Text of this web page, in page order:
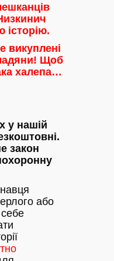
історію.
викуплені
Щоб
халепа…
у нашій
закон
або